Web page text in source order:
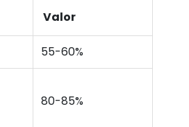
Valor
55-60%
80-85%